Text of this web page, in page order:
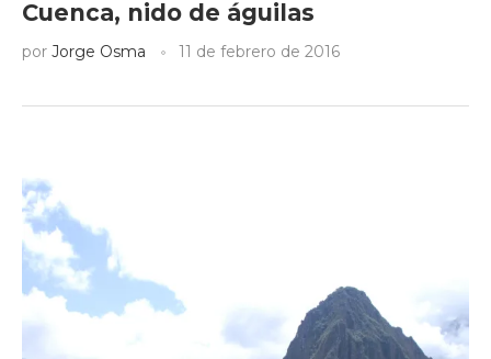
Cuenca, nido de águilas
por Jorge Osma 11 de febrero de 2016